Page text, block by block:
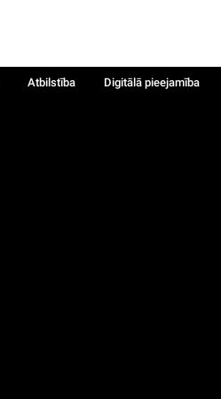
Atbilstība
Digitālā pieejamība